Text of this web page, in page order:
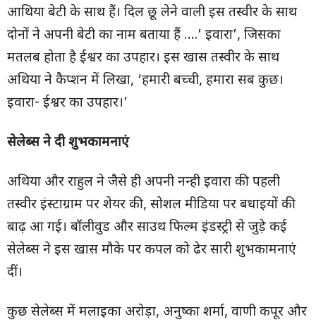
आथिया बेटी के साथ हैं। दिल छू लेने वाली इस तस्वीर के साथ
दोनों ने अपनी बेटी का नाम बताया हैं ….’ इवारा’, जिसका
मतलब होता है ईश्वर का उपहार। इस खास तस्वीर के साथ
अथिया ने कैप्शन में लिखा, ‘हमारी बच्ची, हमारा सब कुछ।
इवारा- ईश्वर का उपहार।’
सेलेब्स ने दी शुभकामनाएं
अथिया और राहुल ने जैसे ही अपनी नन्ही इवारा की पहली
तस्वीर इंस्टाग्राम पर शेयर की, सोशल मीडिया पर बधाइयों की
बाढ़ आ गई। बॉलीवुड और साउथ फिल्म इंडस्ट्री से जुड़े कई
सेलेब्स ने इस खास मौके पर कपल को ढेर सारी शुभकामनाएं
दीं।
कुछ सेलेब्स में मलाइका अरोड़ा, अनुष्का शर्मा, वाणी कपूर और